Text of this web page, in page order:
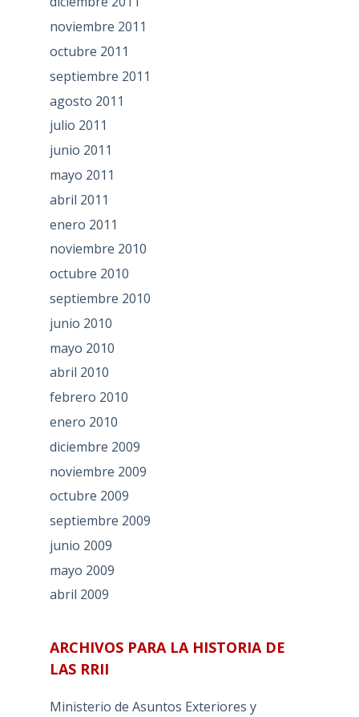
noviembre 2011
octubre 2011
septiembre 2011
agosto 2011
julio 2011
junio 2011
mayo 2011
abril 2011
enero 2011
noviembre 2010
octubre 2010
septiembre 2010
junio 2010
mayo 2010
abril 2010
febrero 2010
enero 2010
diciembre 2009
noviembre 2009
octubre 2009
septiembre 2009
junio 2009
mayo 2009
abril 2009
ARCHIVOS PARA LA HISTORIA DE
LAS RRII
Ministerio de Asuntos Exteriores y